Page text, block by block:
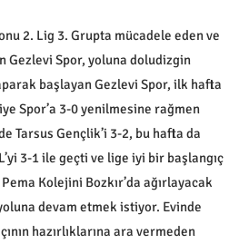
2. Lig 3. Grupta mücadele eden ve
Gezlevi Spor, yoluna doludizgin
başlayan Gezlevi Spor, ilk hafta
Spor’a 3-0 yenilmesine rağmen
Tarsus Gençlik’i 3-2, bu hafta da
3-1 ile geçti ve lige iyi bir başlangıç
Kolejini Bozkır’da ağırlayacak
devam etmek istiyor. Evinde
hazırlıklarına ara vermeden